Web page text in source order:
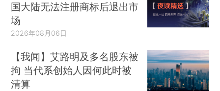
国大陆无法注册商标后退出市
场
2026年08月06日
【我闻】艾路明及多名股东被
拘 当代系创始人因何此时被
清算